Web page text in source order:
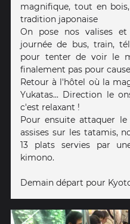
magnifique, tout en
tradition japonaise
On pose nos valises
journée de bus, train,
pour tenter de voir le
finalement pas pour
Retour à l'hôtel où la
Yukatas... Direction le
c'est relaxant !
Pour ensuite attaquer
assises sur les tatamis,
13 plats servies par
kimono.
Demain départ pour